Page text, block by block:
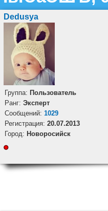
Dedusya
Группа: Пользователь
Ранг: Эксперт
Cообщений: 1029
Регистрация: 20.07.2013
Город: Новоросийск